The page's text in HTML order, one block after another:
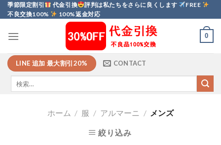
Skip
to
季節限定割引 代金引換 評判は私たちをさらに良くします
FREE
不良交換100%
100%返金対応
0
LINE 追加 最大割引20% CONTACT
ホーム / 服 / アルマーニ / メンズ
絞り込み